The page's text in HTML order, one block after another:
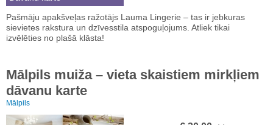
Pašmāju apakšveļas ražotājs Lauma Lingerie – tas ir jebkuras
sievietes rakstura un dzīvesstila atspoguļojums. Atliek tikai
izvēlēties no plašā klāsta!
Mālpils muiža – vieta skaistiem mirkļiem
dāvanu karte
Mālpils